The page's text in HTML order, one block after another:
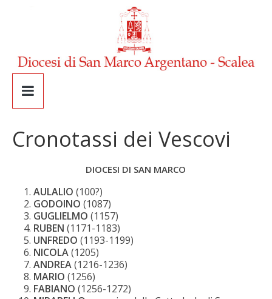
Cronotassi dei Vescovi
DIOCESI DI SAN MARCO
AULALIO (100?)
GODOINO (1087)
GUGLIELMO (1157)
RUBEN (1171-1183)
UNFREDO (1193-1199)
NICOLA(1205)
ANDREA(1216-1236)
MARIO (1256)
FABIANO (1256-1272)